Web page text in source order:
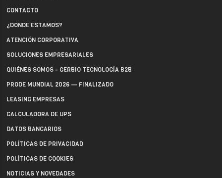
CONTACTO
¿DÓNDE ESTAMOS?
ATENCIÓN CORPORATIVA
SOLUCIONES EMPRESARIALES
QUIÉNES SOMOS - GERBIO TECNOLOGÍA B2B
PRODE MUNDIAL 2026 — FINALIZADO
LEASING EMPRESAS
CALCULADORA DE UPS
DATOS BANCARIOS
POLÍTICAS DE PRIVACIDAD
POLÍTICAS DE COOKIES
NOTICIAS Y NOVEDADES